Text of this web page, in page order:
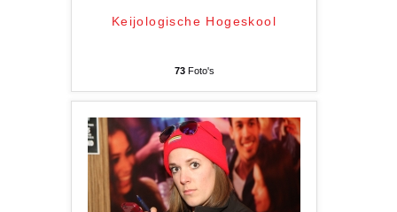
Keijologische Hogeskool
73Foto's